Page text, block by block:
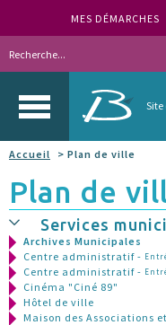
MES DÉMARCHES
Site
Accueil > Plan de ville
Plan de
Services
Archives Municipales
Centre administratif -
Centre administratif -
Cinéma "Ciné 89"
Hôtel de ville
Maison des Associations